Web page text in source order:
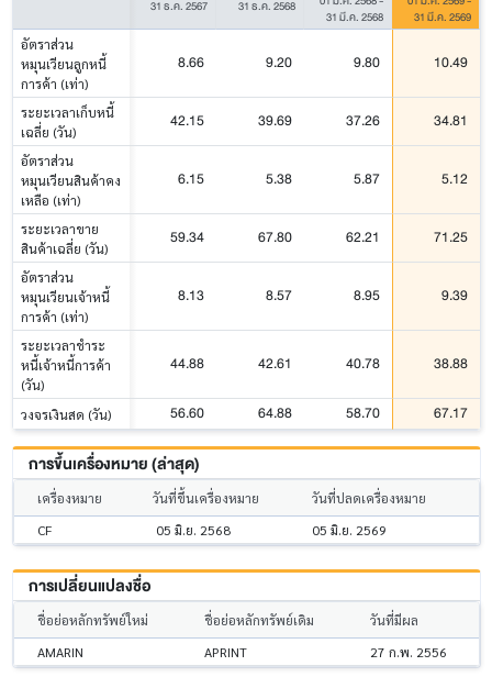
31 ธ.ค. 2567
31 ธ.ค. 2568
31 มี.ค. 2568
31 มี.ค. 2569
อัตราส่วน
หมุนเวียนลูกหนี้
การค้า (เท่า)
8.66 9.20 9.80 10.49
ระยะเวลาเก็บหนี้
เฉลี่ย (วัน)
42.15 39.69 37.26 34.81
อัตราส่วน
หมุนเวียนสินค้าคง
เหลือ (เท่า)
6.15 5.38 5.87 5.12
ระยะเวลาขาย
สินค้าเฉลี่ย (วัน)
59.34 67.80 62.21 71.25
อัตราส่วน
หมุนเวียนเจ้าหนี้
การค้า (เท่า)
8.13 8.57 8.95 9.39
ระยะเวลาชำระ
หนี้เจ้าหนี้การค้า
(วัน)
44.88 42.61 40.78 38.88
วงจรเงินสด (วัน) 56.60 64.88 58.70 67.17
การขึ้นเครื่องหมาย (ล่าสุด)
เครื่องหมาย วันที่ขึ้นเครื่องหมาย
วันที่ปลดเครื่องหมาย
CF
05 มิ.ย. 2568 05 มิ.ย. 2569
การเปลี่ยนแปลงชื่อ
ชื่อย่อหลักทรัพย์ใหม่ ชื่อย่อหลักทรัพย์เดิม
วันที่มีผล
AMARIN
APRINT 27 ก.พ. 2556